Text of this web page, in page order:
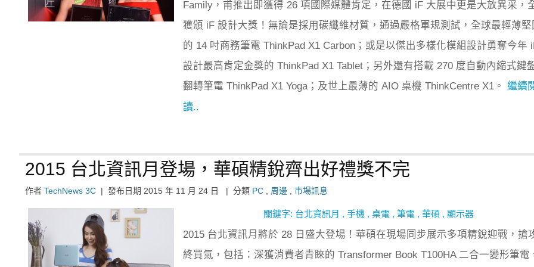
Family，甫推出即獲得 26 項國際媒體肯定，在德國 iF 大展中更是大放異采，
獲頒 iF 設計大獎！無論是採用碳纖維材質，通過嚴格軍規測試，全球最輕薄堅
的 14 吋商務筆電 ThinkPad X1 Carbon；或是以傑出多樣化模組設計勇奪今年
設計最高肯定金獎的 ThinkPad X1 Tablet；另外還有搭載 270 度自動內縮式鍵
翻轉筆電 ThinkPad X1 Yoga；及世上最薄的 AIO 桌機 ThinkCentre X1。 繼續
讀..
2015 台北資訊月登場，華碩精銳齊出好禮獎不完
作者 TechNews 3C | 發布日期 2015 年 11 月 24 日 | 分類 PC 周邊 市場訊息
關鍵字: 台北資訊月 , 手機 , 桌電 , 筆電 , 華碩 , 顯示器
2015 台北資訊月將於 28 日盛大登場！華碩在現場同步展示多項精銳迎戰，搶
終買氣，包括：深獲消費者青睞的 Transformer Book T100HA 二合一變形筆電